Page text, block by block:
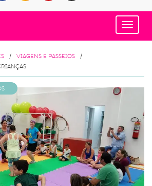
Toggle
VIAGENS E PASSEIOS